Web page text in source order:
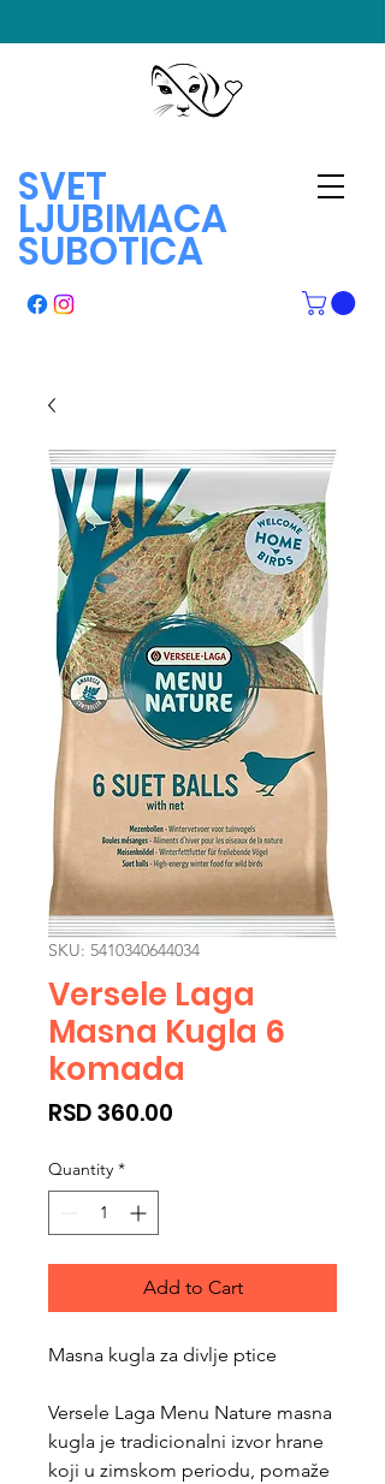
SVET
LJUBIMACA
SUBOTICA
SKU: 5410340644034
Versele Laga
Masna Kugla 6
komada
RSD 360.00
Quantity *
Add to Cart
Masna kugla za divlje ptice
Versele Laga Menu Nature masna
kugla je tradicionalni izvor hrane
koji u zimskom periodu, pomaže